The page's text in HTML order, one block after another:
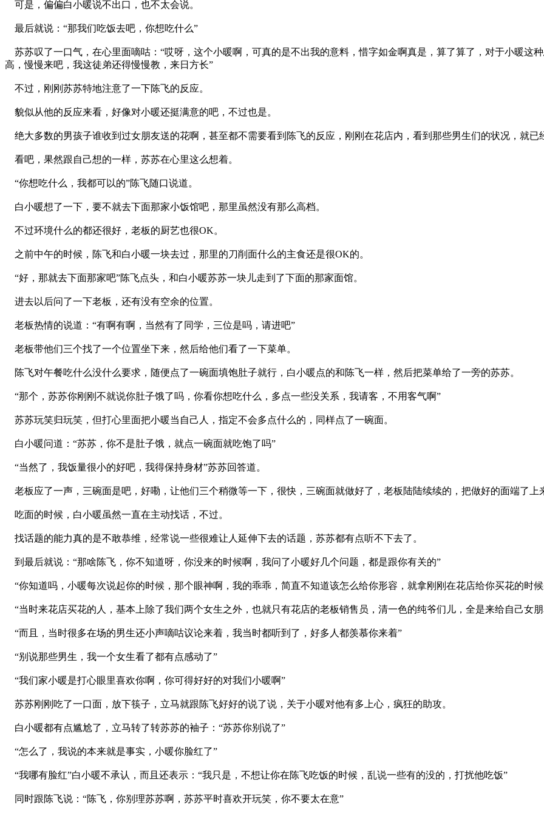
可是，偏偏白小暖说不出口，也不太会说。
最后就说：“那我们吃饭去吧，你想吃什么”
苏苏叹了一口气，在心里面嘀咕：“哎呀，这个小暖啊，可真的是不出我的意料，惜字如金啊真是，算了算了，对于小暖这
高，慢慢来吧，我这徒弟还得慢慢教，来日方长”
不过，刚刚苏苏特地注意了一下陈飞的反应。
貌似从他的反应来看，好像对小暖还挺满意的吧，不过也是。
绝大多数的男孩子谁收到过女朋友送的花啊，甚至都不需要看到陈飞的反应，刚刚在花店内，看到那些男生们的状况，就
看吧，果然跟自己想的一样，苏苏在心里这么想着。
“你想吃什么，我都可以的”陈飞随口说道。
白小暖想了一下，要不就去下面那家小饭馆吧，那里虽然没有那么高档。
不过环境什么的都还很好，老板的厨艺也很OK。
之前中午的时候，陈飞和白小暖一块去过，那里的刀削面什么的主食还是很OK的。
“好，那就去下面那家吧”陈飞点头，和白小暖苏苏一块儿走到了下面的那家面馆。
进去以后问了一下老板，还有没有空余的位置。
老板热情的说道：“有啊有啊，当然有了同学，三位是吗，请进吧”
老板带他们三个找了一个位置坐下来，然后给他们看了一下菜单。
陈飞对午餐吃什么没什么要求，随便点了一碗面填饱肚子就行，白小暖点的和陈飞一样，然后把菜单给了一旁的苏苏。
“那个，苏苏你刚刚不就说你肚子饿了吗，你看你想吃什么，多点一些没关系，我请客，不用客气啊”
苏苏玩笑归玩笑，但打心里面把小暖当自己人，指定不会多点什么的，同样点了一碗面。
白小暖问道：“苏苏，你不是肚子饿，就点一碗面就吃饱了吗”
“当然了，我饭量很小的好吧，我得保持身材”苏苏回答道。
老板应了一声，三碗面是吧，好嘞，让他们三个稍微等一下，很快，三碗面就做好了，老板陆陆续续的，把做好的面端了上
吃面的时候，白小暖虽然一直在主动找话，不过。
找话题的能力真的是不敢恭维，经常说一些很难让人延伸下去的话题，苏苏都有点听不下去了。
到最后就说：“那啥陈飞，你不知道呀，你没来的时候啊，我问了小暖好几个问题，都是跟你有关的”
“你知道吗，小暖每次说起你的时候，那个眼神啊，我的乖乖，简直不知道该怎么给你形容，就拿刚刚在花店给你买花的时
“当时来花店买花的人，基本上除了我们两个女生之外，也就只有花店的老板销售员，清一色的纯爷们儿，全是来给自己女
“而且，当时很多在场的男生还小声嘀咕议论来着，我当时都听到了，好多人都羡慕你来着”
“别说那些男生，我一个女生看了都有点感动了”
“我们家小暖是打心眼里喜欢你啊，你可得好好的对我们小暖啊”
苏苏刚刚吃了一口面，放下筷子，立马就跟陈飞好好的说了说，关于小暖对他有多上心，疯狂的助攻。
白小暖都有点尴尬了，立马转了转苏苏的袖子：“苏苏你别说了”
“怎么了，我说的本来就是事实，小暖你脸红了”
“我哪有脸红”白小暖不承认，而且还表示：“我只是，不想让你在陈飞吃饭的时候，乱说一些有的没的，打扰他吃饭”
同时跟陈飞说：“陈飞，你别理苏苏啊，苏苏平时喜欢开玩笑，你不要太在意”